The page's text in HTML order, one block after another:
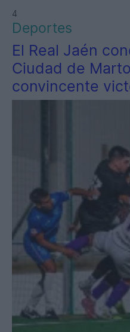
4
Deportes
El Real Jaén
Ciudad de
convincente